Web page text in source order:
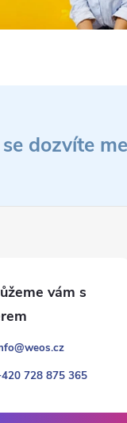
dozvíte
@weos.cz
728 875 365